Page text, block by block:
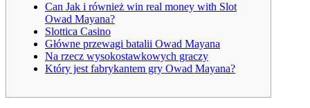
Can Jak i również win real money with Slot
Owad Mayana?
Slottica Casino
Główne przewagi batalii Owad Mayana
Na rzecz wysokostawkowych graczy
Który jest fabrykantem gry Owad Mayana?